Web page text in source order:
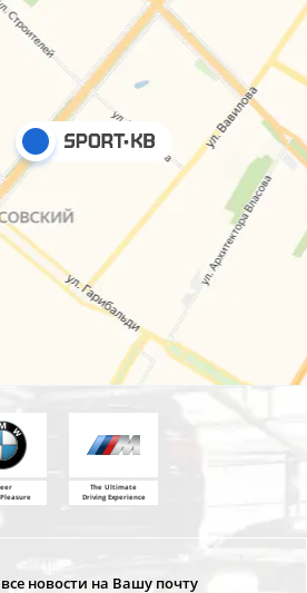
The Ultimate
Driving Experience
новости на Вашу почту